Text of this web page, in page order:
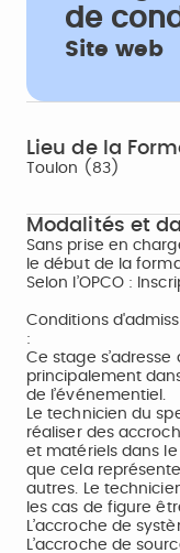
de
Site web
Lieu de la
Toulon (83)
Modalités et
Sans prise en
le début de la
Selon l’OPCO :
Conditions
:
Ce stage
principalement
de l’événementiel.
Le technicien du
réaliser des
et matériels dans
que cela
autres. Le
les cas de figure
L’accroche de
L’accroche de